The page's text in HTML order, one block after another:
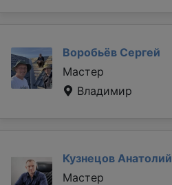
Воробьёв Сергей
Мастер
Владимир
Кузнецов Анатолий
Мастер